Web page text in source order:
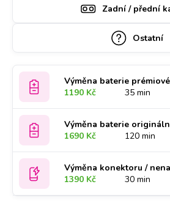
Zadní / přední
Ostatní
Výměna baterie
1190 Kč
35 min
Výměna baterie
1690 Kč
120 min
Výměna konektoru /
1390 Kč
30 min